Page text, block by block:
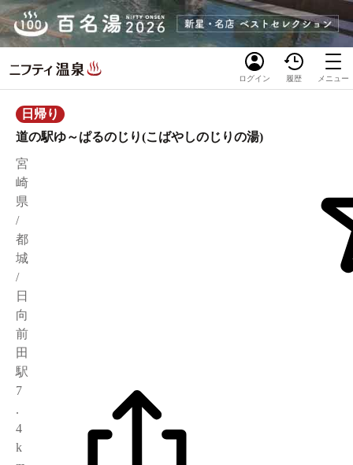
ログイン 履歴 メニュー
日帰り
道の駅ゆ～ぱるのじり(こばやしのじりの湯)
宮
崎
県
/
都
城
/
日
向
前
田
駅
7
.
4
k